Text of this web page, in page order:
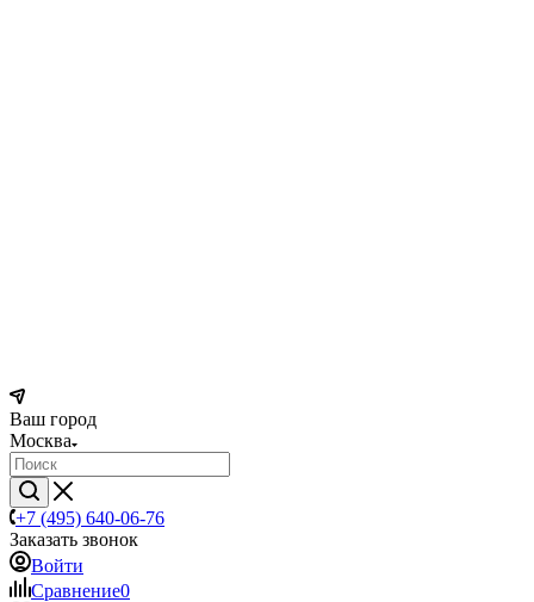
Ваш город
Москва
+7 (495) 640-06-76
Заказать звонок
Войти
Сравнение0